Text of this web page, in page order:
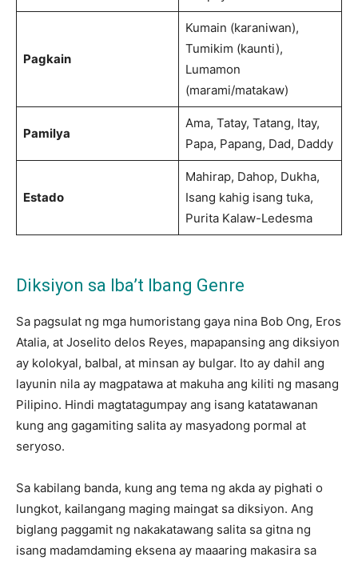
Pagkain
Kumain (karaniwan),
Tumikim (kaunti),
Lumamon
(marami/matakaw)
Pamilya
Ama, Tatay, Tatang, Itay,
Papa, Papang, Dad, Daddy
Estado
Mahirap, Dahop, Dukha,
Isang kahig isang tuka,
Purita Kalaw-Ledesma
Diksiyon sa Iba’t Ibang Genre
Sa pagsulat ng mga humoristang gaya nina Bob Ong, Eros
Atalia, at Joselito delos Reyes, mapapansing ang diksiyon
ay kolokyal, balbal, at minsan ay bulgar. Ito ay dahil ang
layunin nila ay magpatawa at makuha ang kiliti ng masang
Pilipino. Hindi magtatagumpay ang isang katatawanan
kung ang gagamiting salita ay masyadong pormal at
seryoso.
Sa kabilang banda, kung ang tema ng akda ay pighati o
lungkot, kailangang maging maingat sa diksiyon. Ang
biglang paggamit ng nakakatawang salita sa gitna ng
isang madamdaming eksena ay maaaring makasira sa